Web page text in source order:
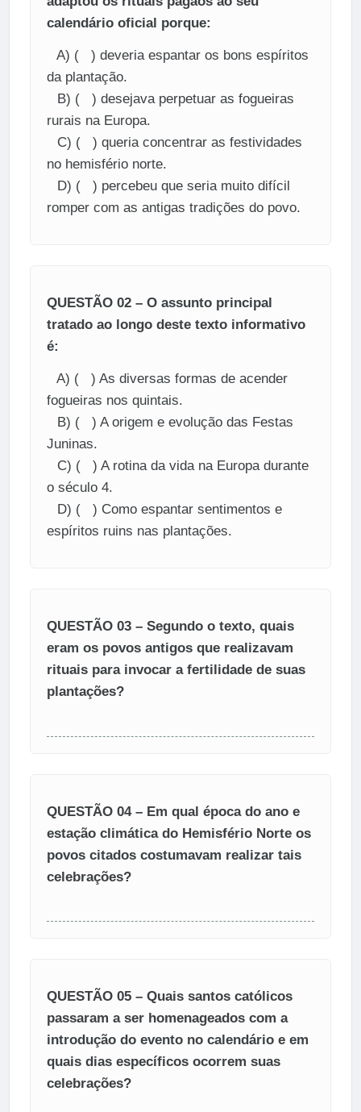
calendário oficial porque:
A) ( ) deveria espantar os bons espíritos
da plantação.
B) ( ) desejava perpetuar as fogueiras
rurais na Europa.
C) ( ) queria concentrar as festividades
no hemisfério norte.
D) ( ) percebeu que seria muito difícil
romper com as antigas tradições do povo.
QUESTÃO 02 – O assunto principal
tratado ao longo deste texto informativo
é:
A) ( ) As diversas formas de acender
fogueiras nos quintais.
B) ( ) A origem e evolução das Festas
Juninas.
C) ( ) A rotina da vida na Europa durante
o século 4.
D) ( ) Como espantar sentimentos e
espíritos ruins nas plantações.
QUESTÃO 03 – Segundo o texto, quais
eram os povos antigos que realizavam
rituais para invocar a fertilidade de suas
plantações?
QUESTÃO 04 – Em qual época do ano e
estação climática do Hemisfério Norte os
povos citados costumavam realizar tais
celebrações?
QUESTÃO 05 – Quais santos católicos
passaram a ser homenageados com a
introdução do evento no calendário e em
quais dias específicos ocorrem suas
celebrações?